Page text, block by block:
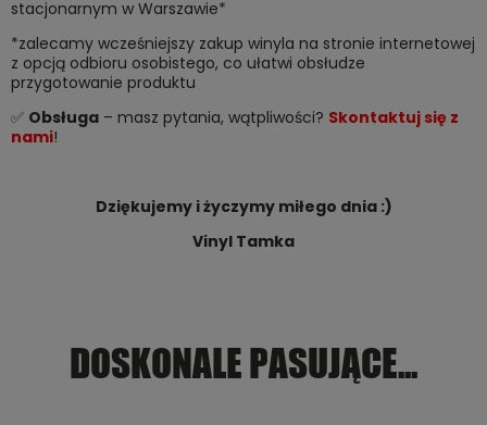
stacjonarnym w Warszawie*
*zalecamy wcześniejszy zakup winyla na stronie internetowej
z opcją odbioru osobistego, co ułatwi obsłudze
przygotowanie produktu
✅ Obsługa – masz pytania, wątpliwości? Skontaktuj się z
nami!
Dziękujemy i życzymy miłego dnia :)
Vinyl Tamka
DOSKONALE PASUJĄCE...